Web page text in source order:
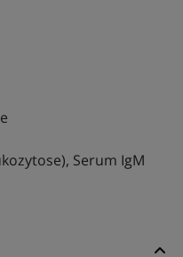
Serum IgM